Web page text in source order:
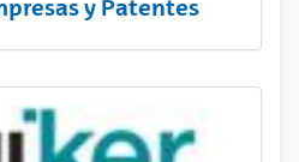
y Patentes